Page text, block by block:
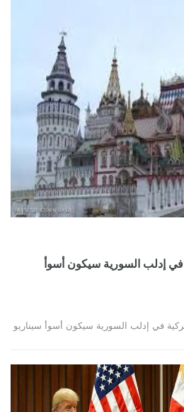
إدلب السورية سيكون أسوأ
في إدلب السورية سيكون أسوأ سيناريو